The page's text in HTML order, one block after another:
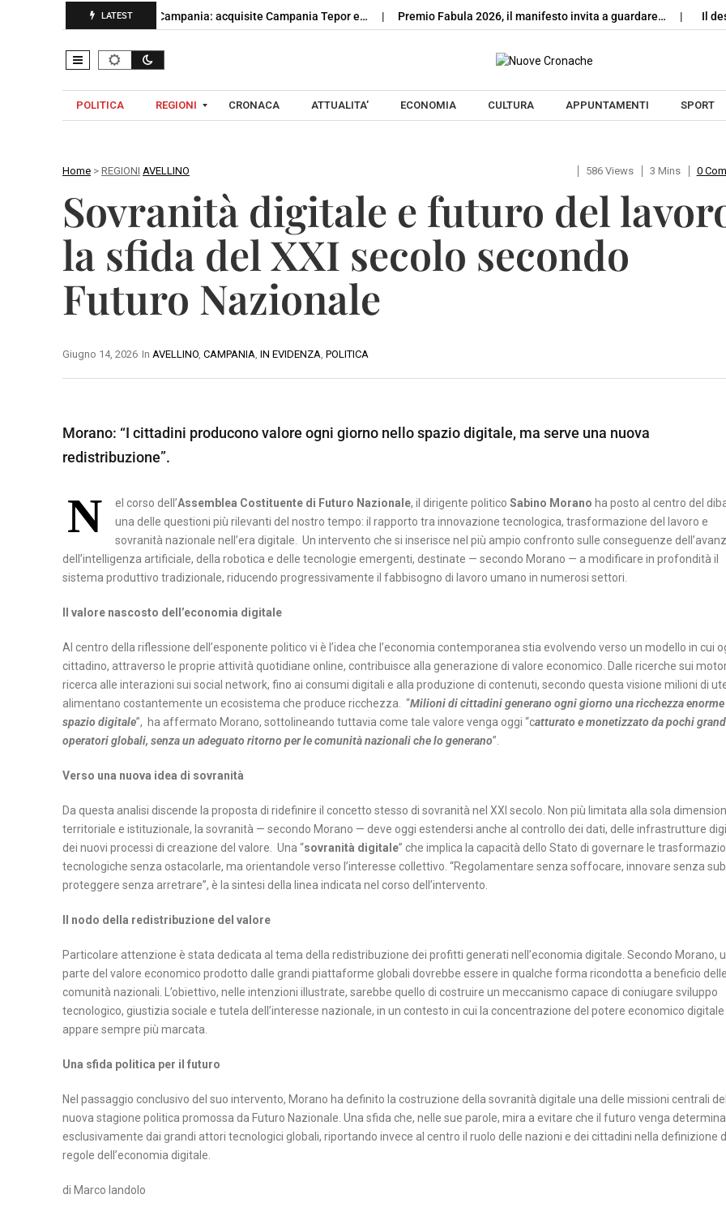
LATEST
ButanGas cresce in Campania: acquisite Campania Tepor e… Premio Fabula 2026, il manifesto invita a guardare… Il
Skip to content
POLITICA REGIONI
C
M
A
I
A
V
E
L
O
N
E
N
T
O
A
E
R
T
A
P
O
L
I
A
L
E
R
N
O
B
A
I
A
T
A
T
E
P
O
T
N
A
CRONACA ATTUALITA’ ECONOMIA CULTURA APPUNTAMENTI SPORT
Home > REGIONI AVELLINO 586 Views 3 Mins 0
Sovranità digitale e futuro del
la sfida del XXI secolo secondo
Futuro Nazionale
In AVELLINO, CAMPANIA, IN EVIDENZA, POLITICA
Giugno 14, 2026
Morano: “I cittadini producono valore ogni giorno nello spazio digitale, ma serve una nuova
redistribuzione”.
N el corso dell’Assemblea Costituente di Futuro Nazionale, il dirigente politico Sabino Morano ha posto al centro del
una delle questioni più rilevanti del nostro tempo: il rapporto tra innovazione tecnologica, trasformazione del lavoro e
sovranità nazionale nell’era digitale. Un intervento che si inserisce nel più ampio confronto sulle conseguenze
dell’intelligenza artificiale, della robotica e delle tecnologie emergenti, destinate — secondo Morano — a modificare in profondità il
sistema produttivo tradizionale, riducendo progressivamente il fabbisogno di lavoro umano in numerosi settori.
Il valore nascosto dell’economia digitale
Al centro della riflessione dell’esponente politico vi è l’idea che l’economia contemporanea stia evolvendo verso un modello in cui
cittadino, attraverso le proprie attività quotidiane online, contribuisce alla generazione di valore economico. Dalle ricerche sui
ricerca alle interazioni sui social network, fino ai consumi digitali e alla produzione di contenuti, secondo questa visione milioni di
alimentano costantemente un ecosistema che produce ricchezza. “Milioni di cittadini generano ogni giorno una ricchezza
spazio digitale”, ha affermato Morano, sottolineando tuttavia come tale valore venga oggi “catturato e monetizzato da pochi
operatori globali, senza un adeguato ritorno per le comunità nazionali che lo generano”.
Verso una nuova idea di sovranità
Da questa analisi discende la proposta di ridefinire il concetto stesso di sovranità nel XXI secolo. Non più limitata alla sola
territoriale e istituzionale, la sovranità — secondo Morano — deve oggi estendersi anche al controllo dei dati, delle infrastrutture
dei nuovi processi di creazione del valore. Una “sovranità digitale” che implica la capacità dello Stato di governare le
tecnologiche senza ostacolarle, ma orientandole verso l’interesse collettivo. “Regolamentare senza soffocare, innovare senza
proteggere senza arretrare”, è la sintesi della linea indicata nel corso dell’intervento.
Il nodo della redistribuzione del valore
Particolare attenzione è stata dedicata al tema della redistribuzione dei profitti generati nell’economia digitale. Secondo Morano,
parte del valore economico prodotto dalle grandi piattaforme globali dovrebbe essere in qualche forma ricondotta a beneficio delle
comunità nazionali. L’obiettivo, nelle intenzioni illustrate, sarebbe quello di costruire un meccanismo capace di coniugare sviluppo
tecnologico, giustizia sociale e tutela dell’interesse nazionale, in un contesto in cui la concentrazione del potere economico digitale
appare sempre più marcata.
Una sfida politica per il futuro
Nel passaggio conclusivo del suo intervento, Morano ha definito la costruzione della sovranità digitale una delle missioni centrali
nuova stagione politica promossa da Futuro Nazionale. Una sfida che, nelle sue parole, mira a evitare che il futuro venga
esclusivamente dai grandi attori tecnologici globali, riportando invece al centro il ruolo delle nazioni e dei cittadini nella definizione
regole dell’economia digitale.
di Marco Iandolo